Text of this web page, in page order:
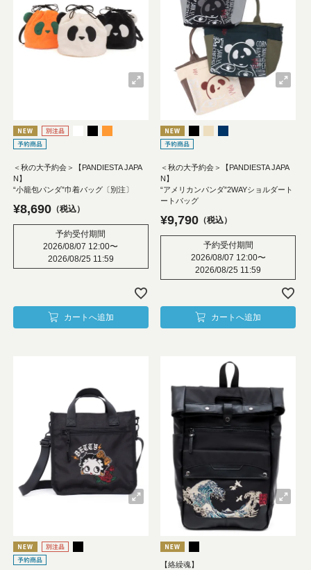
＜秋の大予約会＞【PANDIESTA JAPA
N】
“小籠包パンダ”巾着バッグ〔別注〕
¥8,690 税込
予約受付期間
2026/08/07 12:00〜
2026/08/25 11:59
カートへ追加
＜秋の大予約会＞【PANDIESTA JAPA
N】
“アメリカンパンダ”2WAYショルダート
ートバッグ
¥9,790 税込
予約受付期間
2026/08/07 12:00〜
2026/08/25 11:59
カートへ追加
【絡繰魂】